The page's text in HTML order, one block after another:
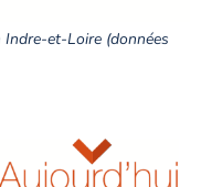
et-Loire (données